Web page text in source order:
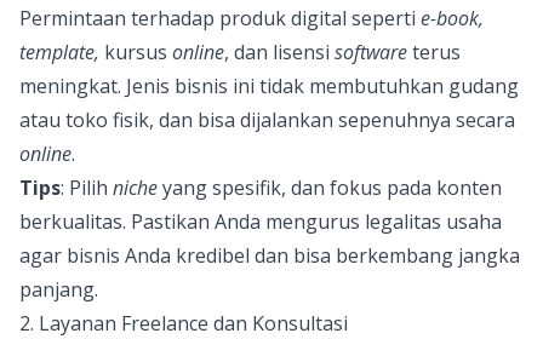
Permintaan terhadap produk digital seperti e-book,
template, kursus online, dan lisensi softwareterus
meningkat. Jenis bisnis ini tidak membutuhkan gudang
atau toko fisik, dan bisa dijalankan sepenuhnya secara
online.
Tips: Pilih nicheyang spesifik, dan fokus pada konten
berkualitas. Pastikan Anda mengurus legalitas usaha
agar bisnis Anda kredibel dan bisa berkembang jangka
panjang.
2. Layanan Freelance dan Konsultasi